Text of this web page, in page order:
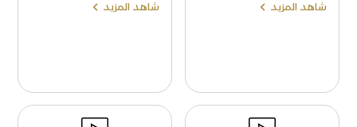
شاهد المزيد شاهد المزيد